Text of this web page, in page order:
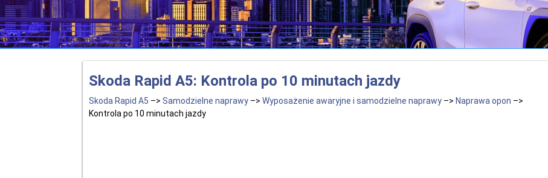
Skoda Rapid A5: Kontrola po 10 minutach jazdy
Skoda Rapid A5 –> Samodzielne naprawy –> Wyposażenie awaryjne i samodzielne naprawy –> Naprawa opon –>
Kontrola po 10 minutach jazdy